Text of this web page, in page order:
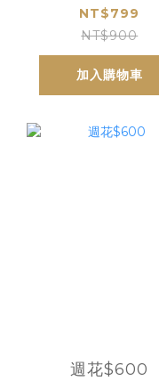
NT$799
NT$900
加入購物車
週花$600